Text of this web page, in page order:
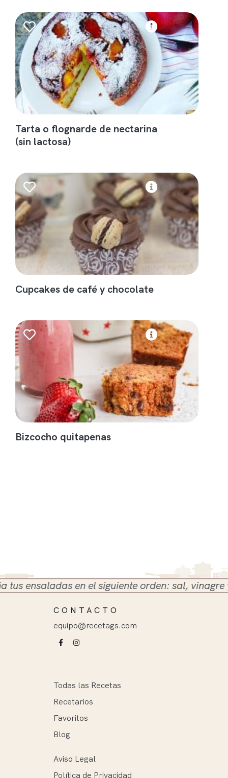
Tarta o flognarde de nectarina
(sin lactosa)
Cupcakes de café y chocolate
Bizcocho quitapenas
en el siguiente orden: sal, vinagre y
CONTACTO
equipo@recetags.com
Todas las Recetas
Recetarios
Favoritos
Blog
Aviso Legal
Política de Privacidad